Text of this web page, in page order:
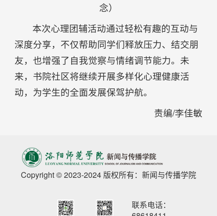
念）
本次心理团辅活动通过轻松有趣的互动与
深度分享，不仅帮助同学们释放压力、结交朋
友，也增强了自我觉察与情绪调节能力。未
来，书院社区将继续开展多样化心理健康活
动，为学生的全面发展保驾护航。
责编/李佳敏
Copyright © 2023-2024 版权所有：新闻与传播学院
联系电话：